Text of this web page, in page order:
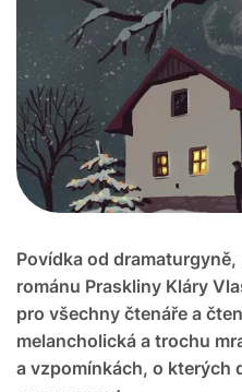
Povídka od
románu Praskliny Kláry
pro všechny čtenáře a
melancholická a trochu
a vzpomínkách, o kterých